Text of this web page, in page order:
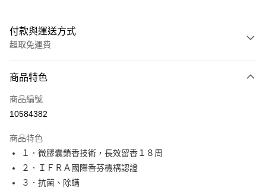
付款與運送方式
超取免運費
全家線上支付
超商取貨付款
運送方式
全家取貨付款
免運費
商品特色
商品編號
10584382
商品特色
１．微膠囊鎖香技術，長效留香１８周
２．ＩＦＲＡ國際香芬機構認證
３．抗菌、除螨